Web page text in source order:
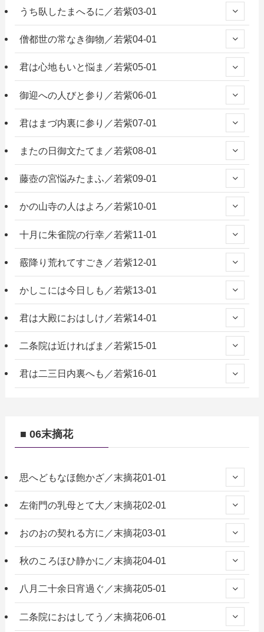
うち臥したまへるに／若紫03-01
僧都世の常なき御物／若紫04-01
君は心地もいと悩ま／若紫05-01
御迎への人びと参り／若紫06-01
君はまづ内裏に参り／若紫07-01
またの日御文たてま／若紫08-01
藤壺の宮悩みたまふ／若紫09-01
かの山寺の人はよろ／若紫10-01
十月に朱雀院の行幸／若紫11-01
霰降り荒れてすごき／若紫12-01
かしこには今日しも／若紫13-01
君は大殿におはしけ／若紫14-01
二条院は近ければま／若紫15-01
君は二三日内裏へも／若紫16-01
■ 06末摘花
思へどもなほ飽かざ／末摘花01-01
左衛門の乳母とて大／末摘花02-01
おのおの契れる方に／末摘花03-01
秋のころほひ静かに／末摘花04-01
八月二十余日宵過ぐ／末摘花05-01
二条院におはしてう／末摘花06-01